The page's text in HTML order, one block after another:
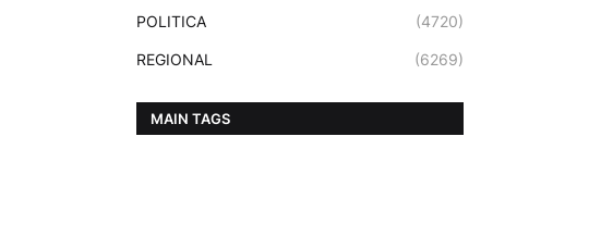
POLITICA (4720)
REGIONAL (6269)
MAIN TAGS